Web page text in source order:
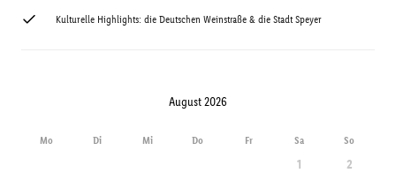
Kulturelle Highlights: die Deutschen Weinstraße & die Stadt Speyer
August 2026
Mo Di Mi Do Fr Sa So
1
2